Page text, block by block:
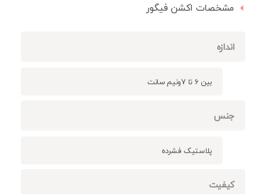
مشخصات اکشن فیگور
اندازه
بین 6 تا 7ونیم سانت
جنس
پلاستیک فشرده
کیفیت